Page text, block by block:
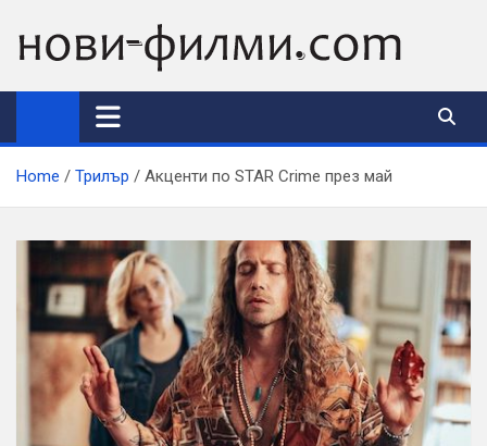
content
Home Трилър Акценти по STAR Crime през май